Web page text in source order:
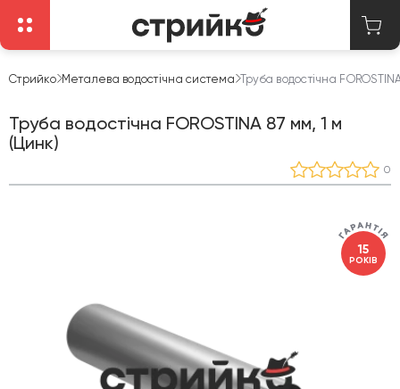
Стрийко Металева водостічна система Труба водостічна
Труба водостічна FOROSTINA 87 мм, 1 м
(Цинк)
0
15
РОКІВ